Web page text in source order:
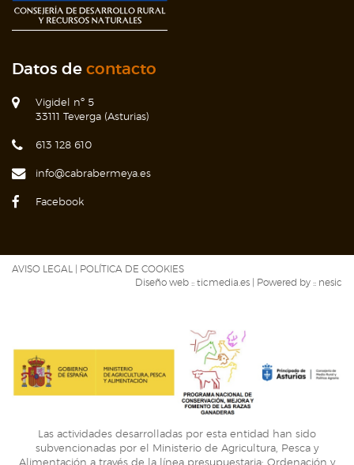
Datos de contacto
Vigidel nº 5
33111 Teverga (Asturias)
613 128 610
info@cabrabermeya.es
Facebook
AVISO LEGAL
POLÍTICA DE COOKIES
Diseño web :: ticmedia.es | Powered by :: nesic
Las actividades desarrolladas por esta entidad han sido
subvencionadas por el Ministerio de Agricultura, Pesca y